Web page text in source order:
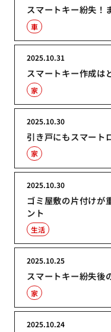
スマートキー紛失！
車
スマートキー作成は
2025.10.31
家
引き戸にもスマート
2025.10.30
家
ゴミ屋敷の片付けが
ント
2025.10.30
生活
スマートキー紛失後
2025.10.25
家
2025.10.24